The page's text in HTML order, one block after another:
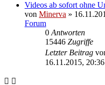
Videos ab sofort ohne
von Minerva »
Forum
0 Antworten
15446 Zugriffe
Letzter Beitrag
16.11.2015, 20:36